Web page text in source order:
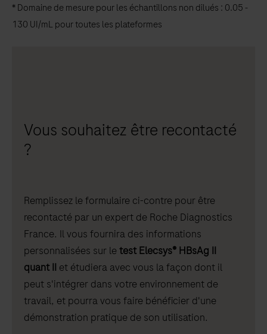
* Domaine de mesure pour les échantillons non dilués : 0.05 -
130 UI/mL pour toutes les plateformes
Vous souhaitez être recontacté
?
Remplissez le formulaire ci-contre pour être
recontacté par un expert de Roche Diagnostics
France. Il vous fournira des informations
personnalisées sur letest Elecsys® HBsAg II
quant II et étudiera avec vous la façon dont il
peut s'intégrer dans votre environnement de
travail, et pourra vous faire bénéficier d'une
démonstration pratique de son utilisation.